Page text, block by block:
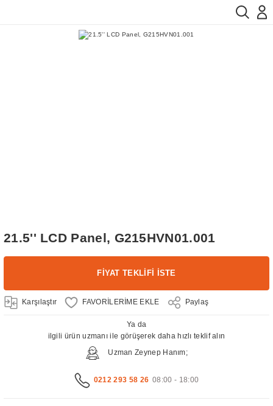
21.5'' LCD Panel, G215HVN01.001
FİYAT TEKLİFİ İSTE
Karşılaştır Paylaş
Ya da
ilgili ürün uzmanı ile görüşerek daha hızlı teklif alın
Uzman Zeynep Hanım;
0212 293 58 26 08:00 - 18:00